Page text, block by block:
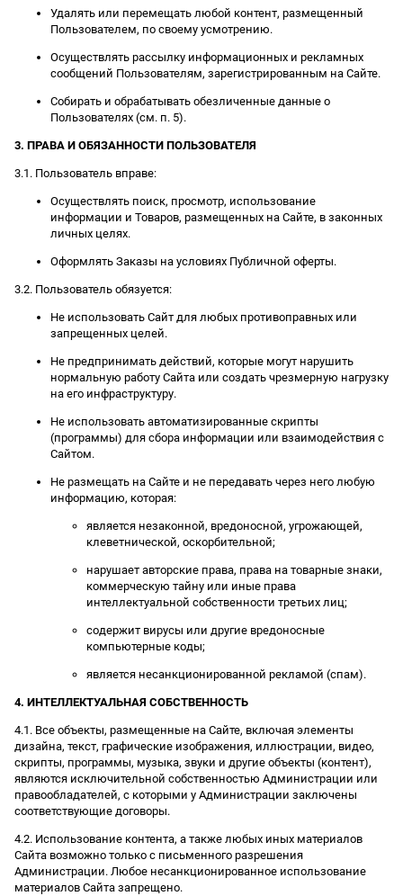
Удалять или перемещать любой контент, размещенный
Пользователем, по своему усмотрению.
Осуществлять рассылку информационных и рекламных
сообщений Пользователям, зарегистрированным на Сайте.
Собирать и обрабатывать обезличенные данные о
Пользователях (см. п. 5).
3. ПРАВА И ОБЯЗАННОСТИ ПОЛЬЗОВАТЕЛЯ
3.1. Пользователь вправе:
Осуществлять поиск, просмотр, использование
информации и Товаров, размещенных на Сайте, в законных
личных целях.
Оформлять Заказы на условиях Публичной оферты.
3.2. Пользователь обязуется:
Не использовать Сайт для любых противоправных или
запрещенных целей.
Не предпринимать действий, которые могут нарушить
нормальную работу Сайта или создать чрезмерную нагрузку
на его инфраструктуру.
Не использовать автоматизированные скрипты
(программы) для сбора информации или взаимодействия с
Сайтом.
Не размещать на Сайте и не передавать через него любую
информацию, которая:
является незаконной, вредоносной, угрожающей,
клеветнической, оскорбительной;
нарушает авторские права, права на товарные знаки,
коммерческую тайну или иные права
интеллектуальной собственности третьих лиц;
содержит вирусы или другие вредоносные
компьютерные коды;
является несанкционированной рекламой (спам).
4. ИНТЕЛЛЕКТУАЛЬНАЯ СОБСТВЕННОСТЬ
4.1. Все объекты, размещенные на Сайте, включая элементы
дизайна, текст, графические изображения, иллюстрации, видео,
скрипты, программы, музыка, звуки и другие объекты (контент),
являются исключительной собственностью Администрации или
правообладателей, с которыми у Администрации заключены
соответствующие договоры.
4.2. Использование контента, а также любых иных материалов
Сайта возможно только с письменного разрешения
Администрации. Любое несанкционированное использование
материалов Сайта запрещено.